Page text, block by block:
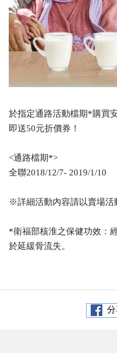
於指定通路活動檔期*購買
即送50元折價券！
<通路檔期*>
全聯2018/12/7- 2019/1/10
※詳細活動內容請以賣場活
*衛福部核淮之保健功效：
於延緩骨流失。